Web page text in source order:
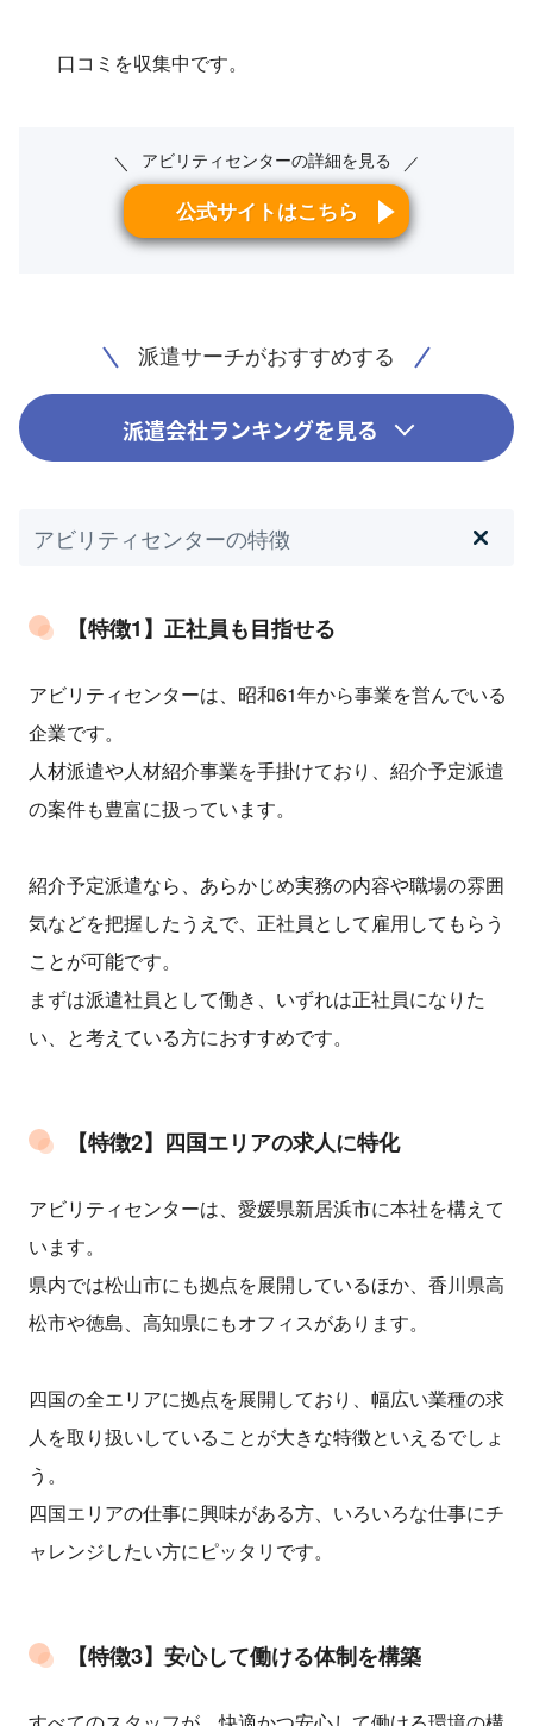
口コミを収集中です。
＼ アビリティセンターの詳細を見る ／
公式サイトはこちら
派遣サーチがおすすめする
派遣会社ランキングを見る
アビリティセンターの特徴
【特徴1】正社員も目指せる
アビリティセンターは、昭和61年から事業を営んでいる
企業です。
人材派遣や人材紹介事業を手掛けており、紹介予定派遣
の案件も豊富に扱っています。
紹介予定派遣なら、あらかじめ実務の内容や職場の雰囲
気などを把握したうえで、正社員として雇用してもらう
ことが可能です。
まずは派遣社員として働き、いずれは正社員になりた
い、と考えている方におすすめです。
【特徴2】四国エリアの求人に特化
アビリティセンターは、愛媛県新居浜市に本社を構えて
います。
県内では松山市にも拠点を展開しているほか、香川県高
松市や徳島、高知県にもオフィスがあります。
四国の全エリアに拠点を展開しており、幅広い業種の求
人を取り扱いしていることが大きな特徴といえるでしょ
う。
四国エリアの仕事に興味がある方、いろいろな仕事にチ
ャレンジしたい方にピッタリです。
【特徴3】安心して働ける体制を構築